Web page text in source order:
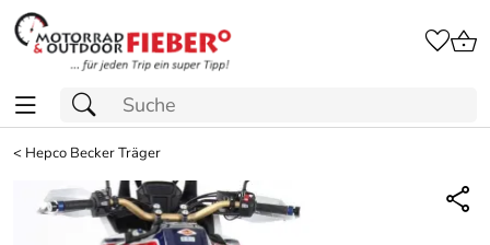
< Hepco Becker Träger